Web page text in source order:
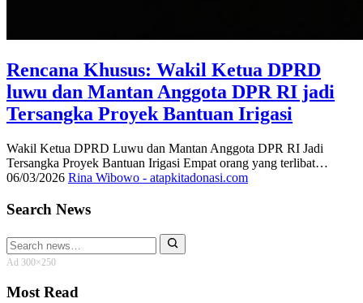
Rencana Khusus: Wakil Ketua DPRD
luwu dan Mantan Anggota DPR RI jadi
Tersangka Proyek Bantuan Irigasi
Wakil Ketua DPRD Luwu dan Mantan Anggota DPR RI Jadi
Tersangka Proyek Bantuan Irigasi Empat orang yang terlibat…
06/03/2026 Rina Wibowo - atapkitadonasi.com
Search News
Search
for:
Ad 300×250
Most Read